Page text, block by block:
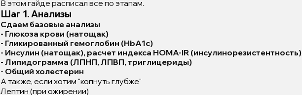
В этом гайде расписал все по этапам.
Шаг 1. Анализы
Сдаем базовые анализы
- Глюкоза крови (натощак)
- Гликированный гемоглобин (HbA1c)
- Инсулин (натощак), расчет индекса HOMA-IR (инсулинорезистентность)
- Липидограмма (ЛПНП, ЛПВП, триглицериды)
- Общий холестерин
А также, если хотим "копнуть глубже"
Лептин (при ожирении)